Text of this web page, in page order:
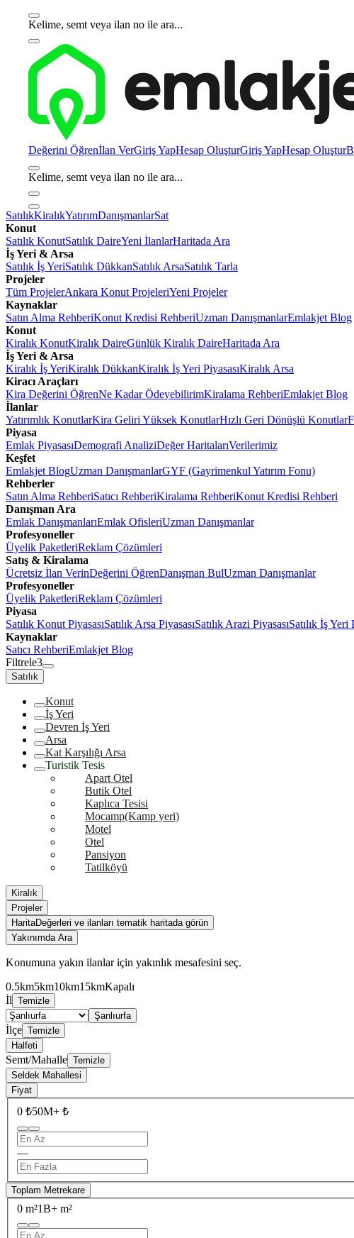
Kelime, semt veya ilan no ile ara...
Değerini Öğrenİlan VerGiriş YapHesap OluşturGiriş YapHesap Oluştur
Kelime, semt veya ilan no ile ara...
SatılıkKiralıkYatırımDanışmanlarSat
Konut
Satılık KonutSatılık DaireYeni İlanlarHaritada Ara
İş Yeri & Arsa
Satılık İş YeriSatılık DükkanSatılık ArsaSatılık Tarla
Projeler
Tüm ProjelerAnkara Konut ProjeleriYeni Projeler
Kaynaklar
Satın Alma RehberiKonut Kredisi RehberiUzman DanışmanlarEmlakjet Blog
Konut
Kiralık KonutKiralık DaireGünlük Kiralık DaireHaritada Ara
İş Yeri & Arsa
Kiralık İş YeriKiralık DükkanKiralık İş Yeri PiyasasıKiralık Arsa
Kiracı Araçları
Kira Değerini ÖğrenNe Kadar ÖdeyebilirimKiralama RehberiEmlakjet Blog
İlanlar
Yatırımlık KonutlarKira Geliri Yüksek KonutlarHızlı Geri Dönüşlü Konutlar
Piyasa
Emlak PiyasasıDemografi AnaliziDeğer HaritalarıVerilerimiz
Keşfet
Emlakjet BlogUzman DanışmanlarGYF (Gayrimenkul Yatırım Fonu)
Rehberler
Satın Alma RehberiSatıcı RehberiKiralama RehberiKonut Kredisi Rehberi
Danışman Ara
Emlak DanışmanlarıEmlak OfisleriUzman Danışmanlar
Profesyoneller
Üyelik PaketleriReklam Çözümleri
Satış & Kiralama
Ücretsiz İlan VerinDeğerini ÖğrenDanışman BulUzman Danışmanlar
Profesyoneller
Üyelik PaketleriReklam Çözümleri
Piyasa
Satılık Konut PiyasasıSatılık Arsa PiyasasıSatılık Arazi PiyasasıSatılık İş Yeri
Kaynaklar
Satıcı RehberiEmlakjet Blog
Filtrele3
Satılık
Konut
İş Yeri
Devren İş Yeri
Arsa
Kat Karşılığı Arsa
Turistik Tesis
Apart Otel
Butik Otel
Kaplıca Tesisi
Mocamp(Kamp yeri)
Motel
Otel
Pansiyon
Tatilköyü
Kiralık
Projeler
HaritaDeğerleri ve ilanları tematik haritada görün
Yakınımda Ara
Konumuna yakın ilanlar için yakınlık mesafesini seç.
0.5km5km10km15kmKapalı
İl Temizle
Şanlıurfa
İlçe Temizle
Halfeti
Semt/Mahalle Temizle
Seldek Mahallesi
Fiyat
0 ₺50M+ ₺
—
Toplam Metrekare
0 m²1B+ m²